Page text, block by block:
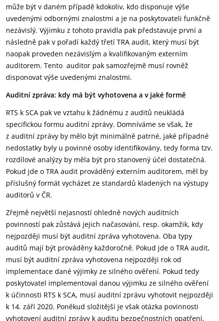
může být v daném případě kdokoliv, kdo disponuje výše
uvedenými odbornými znalostmi a je na poskytovateli funkčně
nezávislý. Výjimku z tohoto pravidla pak představuje první a
následně pak v pořadí každý třetí TRA audit, který musí být
naopak proveden nezávislým a kvalifikovaným externím
auditorem. Tento auditor pak samozřejmě musí rovněž
disponovat výše uvedenými znalostmi.
Auditní zpráva: kdy má být vyhotovena a v jaké formě
RTS k SCA pak ve vztahu k žádnému z auditů neukládá
specifickou formu auditní zprávy. Domníváme se však, že
z auditní zprávy by mělo být minimálně patrné, jaké případné
nedostatky byly u povinné osoby identifikovány, tedy forma tzv.
rozdílové analýzy by měla být pro stanovený účel dostatečná.
Pokud jde o TRA audit prováděný externím auditorem, měl by
příslušný formát vycházet ze standardů kladených na výstupy
auditorů v ČR.
Zřejmě největší nejasností ohledně nových auditních
povinností pak zůstává jejich načasování, resp. okamžik, kdy
nejpozději musí být auditní zpráva vyhotovena. Oba typy
auditů mají být prováděny každoročně. Pokud jde o TRA audit,
musí být auditní zpráva vyhotovena nejpozději rok od
implementace dané výjimky ze silného ověření. Pokud tedy
poskytovatel implementoval danou výjimku ze silného ověření
k účinnosti RTS k SCA, musí auditní zprávu vyhotovit nejpozději
k 14. září 2020. Poněkud složitější je však otázka povinnosti
vyhotovení auditní zprávy k auditu bezpečnostních opatření,